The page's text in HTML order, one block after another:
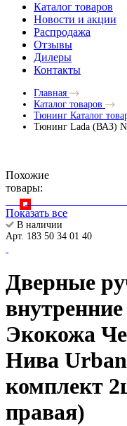
Каталог товаров
Новости и акции
Распродажа
Отзывы
Дилеры
Контакты
Главная
Каталог товаров
Тюнинг Каталог
Тюнинг Lada (ВАЗ)
Похожие
товары:
Показать все
В наличии
Арт. 183 50 34 01 40
Дверные
Экокожа
Нива
комплект
правая)